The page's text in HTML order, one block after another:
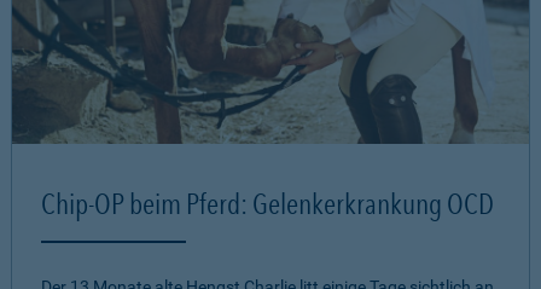
Chip-OP beim Pferd: Gelenkerkrankung OCD